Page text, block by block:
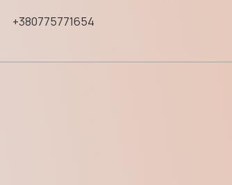
+380775771654